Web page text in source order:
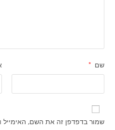
שם *
שמור בדפדפן זה את השם,